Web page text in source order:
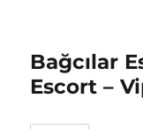
Bağcılar
Escort –